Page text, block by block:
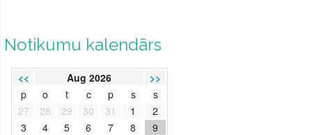
Notikumu kalendārs
<< Aug 2026
>>
p
o t c p s
s
27
28 29 30 31 1
2
3
4 5 6 7 8
9